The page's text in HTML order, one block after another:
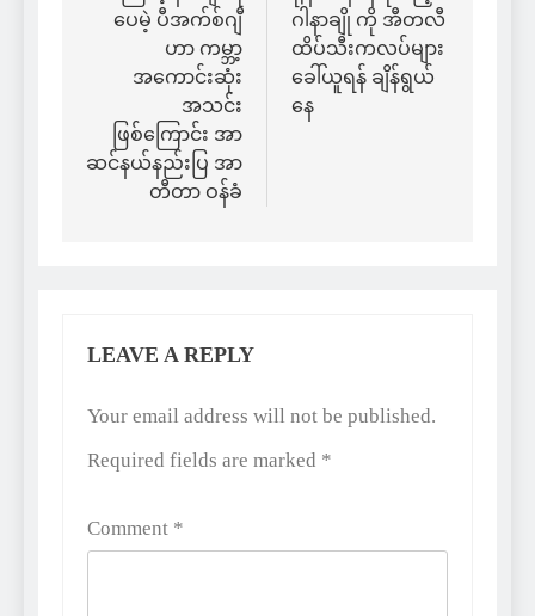
ပေမဲ့ ပီအက်စ်ဂျီ
ဟာ ကမ္ဘာ့
အကောင်းဆုံး
အသင်း
ဖြစ်ကြောင်း အာ
ဆင်နယ်နည်းပြ အာ
တီတာ ဝန်ခံ
ဂါနာချို ကို အီတလီ
ထိပ်သီးကလပ်များ
ခေါ်ယူရန် ချိန်ရွယ်
နေ
LEAVE A REPLY
Your email address will not be published.
Required fields are marked *
Comment *
Alternative: